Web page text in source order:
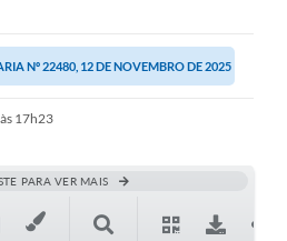
Nº 22480, 12 DE NOVEMBRO DE 2025
17h23
PARA VER MAIS